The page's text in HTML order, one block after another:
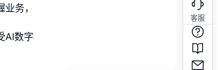
务，逐步实现金牌销售的转化效率。
数字人带来的便利与高效。
客服